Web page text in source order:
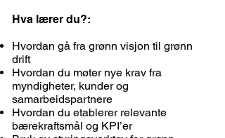
Hva lærer du?: ​
Hvordan gå fra grønn visjon til grønn
drift
Hvordan du møter nye krav fra
myndigheter, kunder og
samarbeidspartnere
Hvordan du etablerer relevante
bærekraftsmål og KPI’er